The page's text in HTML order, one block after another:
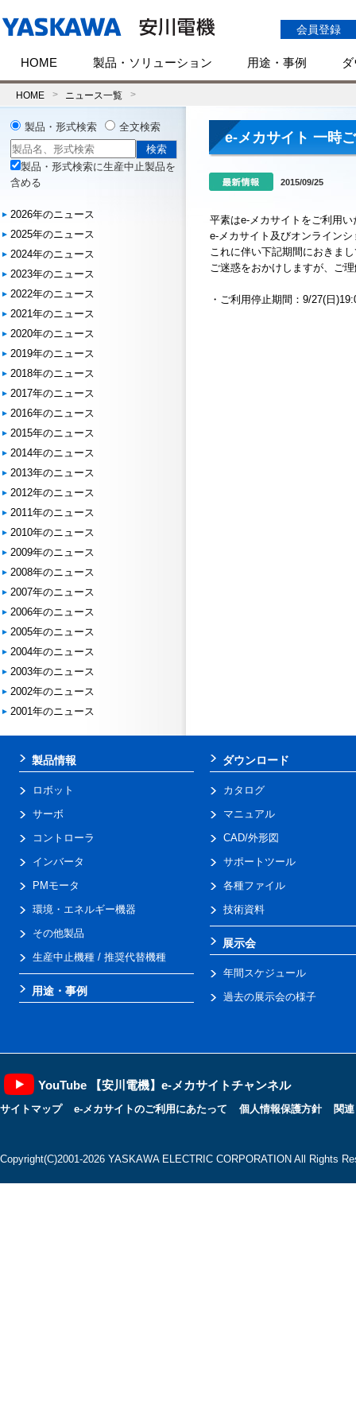
会員登録
HOME 製品・ソリューション 用途・事例
HOME ニュース一覧
e-メカサイト 一時
2015/09/25
平素はe-メカサイトをご利用
e-メカサイト及びオンライン
これに伴い下記期間におきま
ご迷惑をおかけしますが、ご
・ご利用停止期間：9/27(日
製品・形式検索 全文検索
製品・形式検索に生産中止製品を
含める
2026年のニュース
2025年のニュース
2024年のニュース
2023年のニュース
2022年のニュース
2021年のニュース
2020年のニュース
2019年のニュース
2018年のニュース
2017年のニュース
2016年のニュース
2015年のニュース
2014年のニュース
2013年のニュース
2012年のニュース
2011年のニュース
2010年のニュース
2009年のニュース
2008年のニュース
2007年のニュース
2006年のニュース
2005年のニュース
2004年のニュース
2003年のニュース
2002年のニュース
2001年のニュース
製品情報
ロボット
サーボ
コントローラ
インバータ
PMモータ
環境・エネルギー機器
その他製品
生産中止機種 / 推奨代替機種
用途・事例
ダウンロード
カタログ
マニュアル
CAD/外形図
サポートツール
各種ファイル
技術資料
展示会
年間スケジュール
過去の展示会の様子
YouTube 【安川電機】e-メカサイトチャンネル
サイトマップ e-メカサイトのご利用にあたって 個人情報保護方針 関
Copyright(C)2001‐2026 YASKAWA ELECTRIC CORPORATION All Rights